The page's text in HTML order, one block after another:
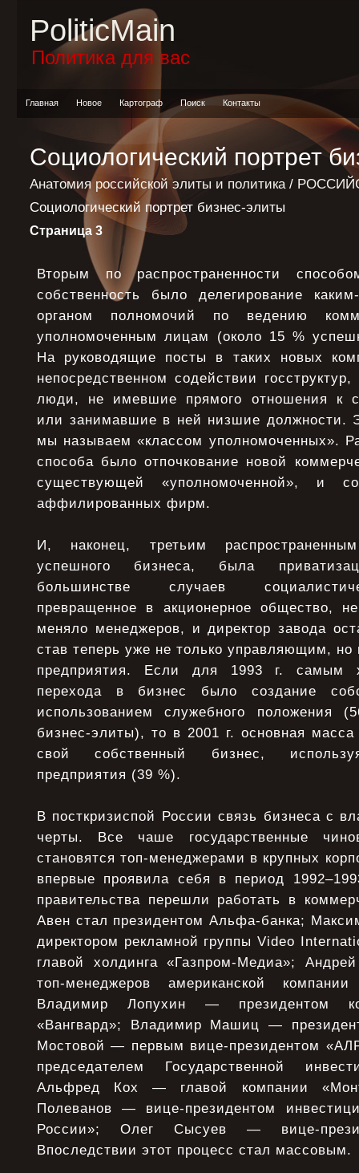
PoliticMain
Политика для вас
Главная Новое Картограф Поиск Контакты
Социологический портрет
Анатомия российской элиты и политика/
Социологический портрет бизнес-элиты
Страница 3
Вторым по распространенности
собственность было делегирование
органом полномочий по ведению
уполномоченным лицам (около 15 %
На руководящие посты в таких новых
непосредственном содействии
люди, не имевшие прямого отношения к
или занимавшие в ней низшие должности.
мы называем «классом уполномоченных».
способа было отпочкование новой
существующей «уполномоченной», и
аффилированных фирм.
И, наконец, третьим
успешного бизнеса, была
большинстве случаев
превращенное в акционерное общество,
меняло менеджеров, и директор завода
став теперь уже не только управляющим, но
предприятия. Если для 1993 г. самым
перехода в бизнес было создание
использованием служебного положения
бизнес-элиты), то в 2001 г. основная масса
свой собственный бизнес,
предприятия (39 %).
В посткризиспой России связь бизнеса с
черты. Все чаше государственные
становятся топ-менеджерами в крупных
впервые проявила себя в период
правительства перешли работать в
Авен стал президентом Альфа-банка;
директором рекламной группы Video
главой холдинга «Газпром-Медиа»;
топ-менеджеров американской
Владимир Лопухин — президентом
«Вангвард»; Владимир Машиц —
Мостовой — первым вице-президентом
председателем Государственной
Альфред Кох — главой компании
Полеванов — вице-президентом
России»; Олег Сысуев — вице-
Впоследствии этот процесс стал массовым.